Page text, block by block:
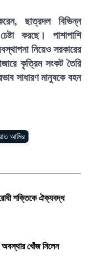
ছাত্রদল বিভিন্ন
করছে। পাশাপাশি
নিয়েও সরকারের
কৃত্রিম সংকট তৈরি
সাধারণ মানুষকে বহন
আমির
শক্তিকে ঐক্যবদ্ধ
অবস্থার খোঁজ নিলেন